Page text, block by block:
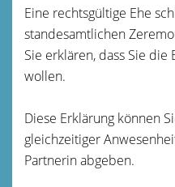
Eine rechtsgültige Ehe
standesamtlichen
Sie erklären, dass Sie
wollen.
Diese Erklärung können
gleichzeitiger
Partnerin abgeben.